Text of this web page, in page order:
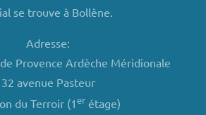
se trouve à Bollène.
Adresse:
Provence Ardèche Méridionale
32 avenue Pasteur
du Terroir (1erétage)